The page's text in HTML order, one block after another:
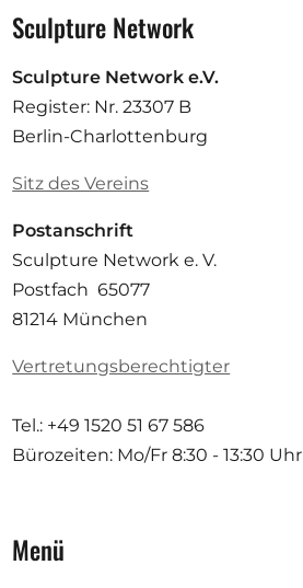
Sculpture Network
Sculpture Network e.V.
Register: Nr. 23307 B
Berlin-Charlottenburg
Sitz des Vereins
Postanschrift
Sculpture Network e. V.
Postfach 65077
81214 München
Vertretungsberechtigter
Tel.: +49 1520 51 67 586
Bürozeiten: Mo/Fr 8:30 - 13:30 Uhr
Menü